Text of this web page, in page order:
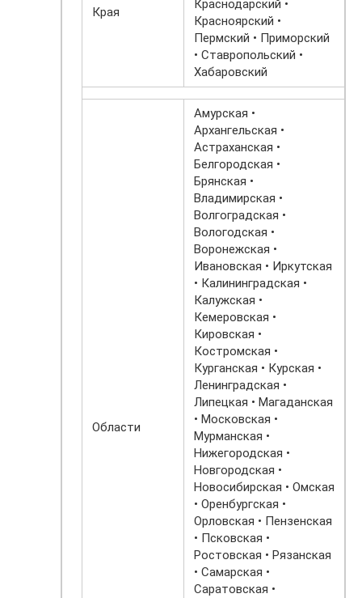
Края
Краснодарский •
Красноярский •
Пермский • Приморский
• Ставропольский •
Хабаровский
Области
Амурская •
Архангельская •
Астраханская •
Белгородская •
Брянская •
Владимирская •
Волгоградская •
Вологодская •
Воронежская •
Ивановская • Иркутская
• Калининградская •
Калужская •
Кемеровская •
Кировская •
Костромская •
Курганская • Курская •
Ленинградская •
Липецкая • Магаданская
• Московская •
Мурманская •
Нижегородская •
Новгородская •
Новосибирская • Омская
• Оренбургская •
Орловская • Пензенская
• Псковская •
Ростовская • Рязанская
• Самарская •
Саратовская •